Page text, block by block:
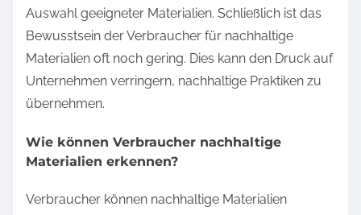
Auswahl geeigneter Materialien. Schließlich ist das
Bewusstsein der Verbraucher für nachhaltige
Materialien oft noch gering. Dies kann den Druck auf
Unternehmen verringern, nachhaltige Praktiken zu
übernehmen.
Wie können Verbraucher nachhaltige
Materialien erkennen?
Verbraucher können nachhaltige Materialien